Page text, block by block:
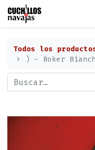
Todos los
) - Boker